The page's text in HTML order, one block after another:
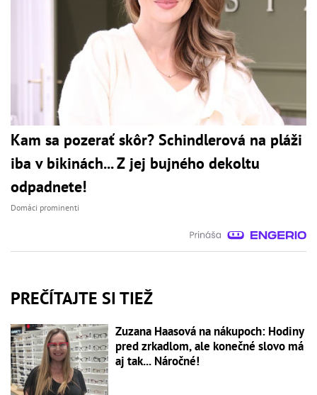
Kam sa pozerať skôr? Schindlerová na pláži
iba v bikinách... Z jej bujného dekoltu
odpadnete!
Domáci prominenti
PREČÍTAJTE SI TIEŽ
Zuzana Haasová na nákupoch: Hodiny
pred zrkadlom, ale konečné slovo má
aj tak... Náročné!